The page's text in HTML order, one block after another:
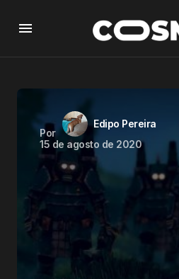
Por
Edipo Pereira
15 de agosto de 2020